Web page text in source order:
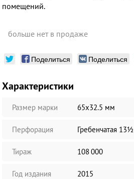
помещений.
больше нет в продаже
Поделиться Поделиться
Характеристики
Размер марки 65х32.5 мм
Перфорация Гребенчатая 13½
Тираж 108 000
Год издания 2015